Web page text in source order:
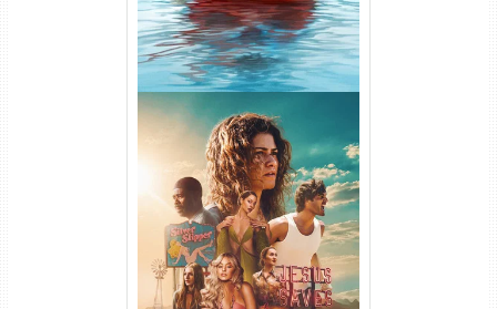
Euphoria 3ª Temporada
Torrent (2026) WEB-DL 1080p
Dual Áudio